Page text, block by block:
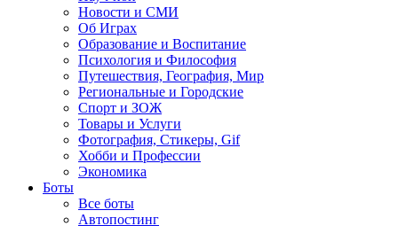
Новости и СМИ
Об Играх
Образование и Воспитание
Психология и Философия
Путешествия, География, Мир
Региональные и Городские
Спорт и ЗОЖ
Товары и Услуги
Фотография, Стикеры, Gif
Хобби и Профессии
Экономика
Боты
Все боты
Автопостинг